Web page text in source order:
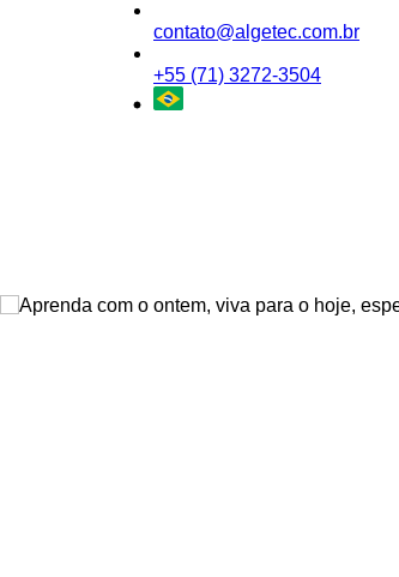
contato@algetec.com.br
+55 (71) 3272-3504